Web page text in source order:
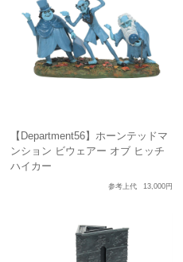
【Department56】ホーンテッドマ
ンション ビウェアー オブ ヒッチ
ハイカー
参考上代 13,000円